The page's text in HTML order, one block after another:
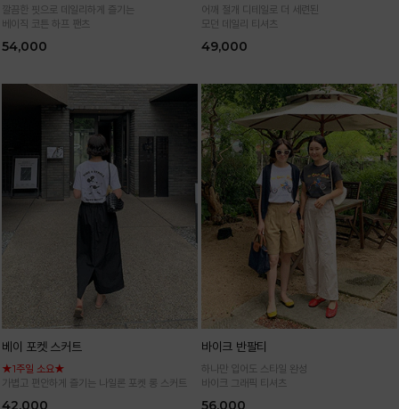
깔끔한 핏으로 데일리하게 즐기는
베이직 코튼 하프 팬츠
54,000
어깨 절개 디테일로 더 세련된
모던 데일리 티셔츠
49,000
베이 포켓 스커트
★1주일 소요★
가볍고 편안하게 즐기는 나일론 포켓 롱 스커트
42,000
바이크 반팔티
하나만 입어도 스타일 완성
바이크 그래픽 티셔츠
56,000